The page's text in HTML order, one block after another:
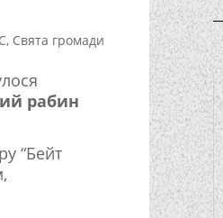
С, Свята громади
рабин
“Бейт